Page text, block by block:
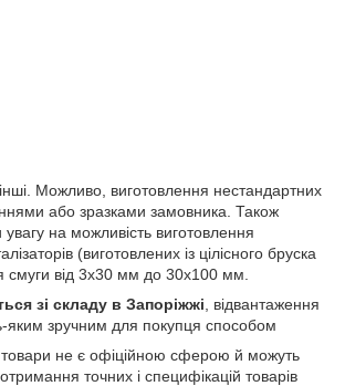
Можливо, виготовлення нестандартних
або зразками замовника. Також
увагу на можливість виготовлення
(виготовлених із цілісного бруска
смуги від 3х30 мм до 30х100 мм.
зі складу в Запоріжжі , відвантаження
яким зручним для покупця способом
товари не є офіційною сферою й можуть
точних і специфікацій товарів